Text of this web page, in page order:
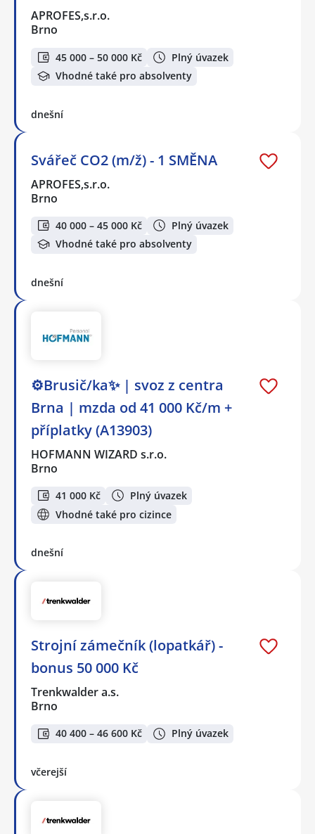
APROFES,s.r.o.
Brno
45 000 – 50 000 Kč
Plný úvazek
Vhodné také pro absolventy
dnešní
Svářeč CO2 (m/ž) - 1 SMĚNA
APROFES,s.r.o.
Brno
40 000 – 45 000 Kč
Plný úvazek
Vhodné také pro absolventy
dnešní
⚙️Brusič/ka✨ | svoz z centra
Brna | mzda od 41 000 Kč/m +
příplatky (A13903)
HOFMANN WIZARD s.r.o.
Brno
41 000 Kč
Plný úvazek
Vhodné také pro cizince
dnešní
Strojní zámečník (lopatkář) -
bonus 50 000 Kč
Trenkwalder a.s.
Brno
40 400 – 46 600 Kč Plný úvazek
včerejší